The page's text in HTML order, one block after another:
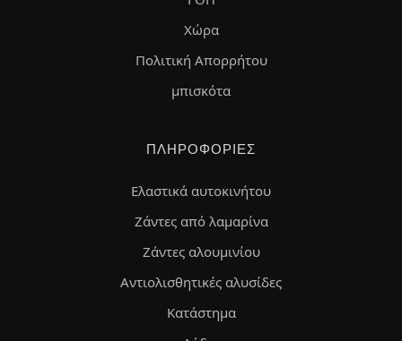
Χώρα
Πολιτική Απορρήτου
μπισκότα
ΠΛΗΡΟΦΟΡΊΕΣ
Ελαστικά αυτοκινήτου
Ζάντες από λαμαρίνα
Ζάντες αλουμινίου
Αντιολισθητικές αλυσίδες
Κατάστημα